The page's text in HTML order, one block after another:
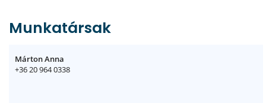
Munkatársak
Márton Anna
+36 20 964 0338